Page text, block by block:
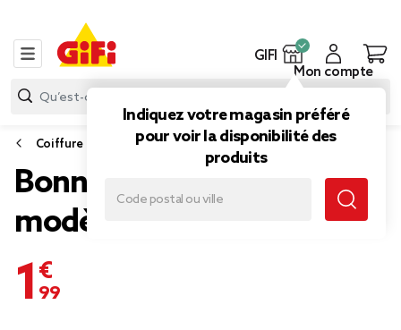
GIFI
Indiquez votre magasin préféré
pour voir la disponibilité des
produits
Mon compte
Coiffure
Bonnet de douche - 3
modèles
1,99 €